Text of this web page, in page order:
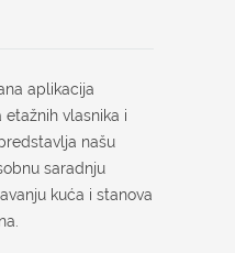
aplikacija
vlasnika i
našu
saradnju
kuća i stanova